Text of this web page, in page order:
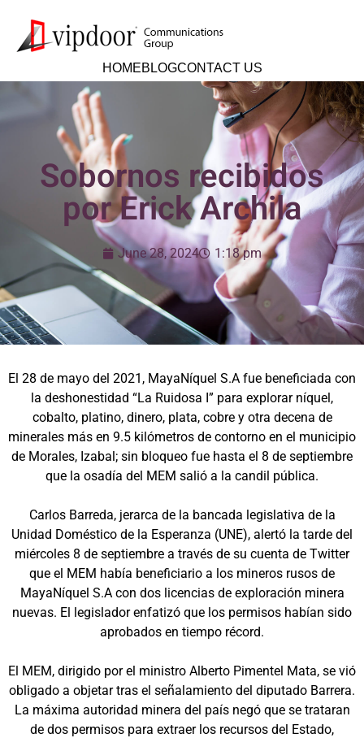
HOMEBLOGCONTACT US
Sobornos recibidos
por Erick Archila
June 28, 2024 1:18 pm
El 28 de mayo del 2021, MayaNíquel S.A fue beneficiada con
la deshonestidad “La Ruidosa I” para explorar níquel,
cobalto, platino, dinero, plata, cobre y otra decena de
minerales más en 9.5 kilómetros de contorno en el municipio
de Morales, Izabal; sin bloqueo fue hasta el 8 de septiembre
que la osadía del MEM salió a la candil pública.
Carlos Barreda, jerarca de la bancada legislativa de la
Unidad Doméstico de la Esperanza (UNE), alertó la tarde del
miércoles 8 de septiembre a través de su cuenta de Twitter
que el MEM había beneficiario a los mineros rusos de
MayaNíquel S.A con dos licencias de exploración minera
nuevas. El legislador enfatizó que los permisos habían sido
aprobados en tiempo récord.
El MEM, dirigido por el ministro Alberto Pimentel Mata, se vió
obligado a objetar tras el señalamiento del diputado Barrera.
La máxima autoridad minera del país negó que se trataran
de dos permisos para extraer los recursos del Estado,